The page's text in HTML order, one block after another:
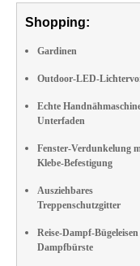
Shopping:
Gardinen
Outdoor-LED-
Echte
Unterfaden
Fenster-Verdunkelung
Klebe-Befestigung
Ausziehbares
Treppenschutzgitter
Reise-Dampf-
Dampfbürste